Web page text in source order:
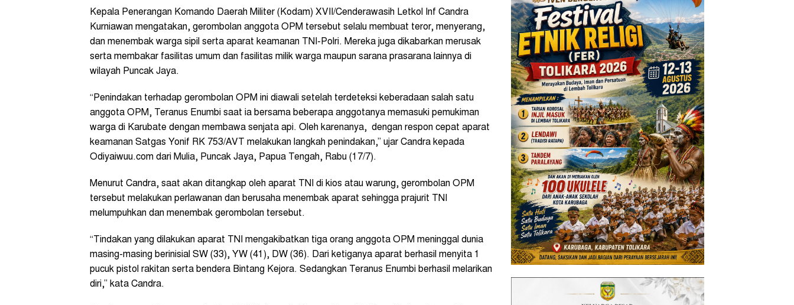
Kepala Penerangan Komando Daerah Militer (Kodam) XVII/Cenderawasih Letkol Inf Candra
Kurniawan mengatakan, gerombolan anggota OPM tersebut selalu membuat teror, menyerang,
dan menembak warga sipil serta aparat keamanan TNI-Polri. Mereka juga dikabarkan merusak
serta membakar fasilitas umum dan fasilitas milik warga maupun sarana prasarana lainnya di
wilayah Puncak Jaya.
“Penindakan terhadap gerombolan OPM ini diawali setelah terdeteksi keberadaan salah satu
anggota OPM, Teranus Enumbi saat ia bersama beberapa anggotanya memasuki pemukiman
warga di Karubate dengan membawa senjata api. Oleh karenanya, dengan respon cepat aparat
keamanan Satgas Yonif RK 753/AVT melakukan langkah penindakan,” ujar Candra kepada
Odiyaiwuu.com dari Mulia, Puncak Jaya, Papua Tengah, Rabu (17/7).
Menurut Candra, saat akan ditangkap oleh aparat TNI di kios atau warung, gerombolan OPM
tersebut melakukan perlawanan dan berusaha menembak aparat sehingga prajurit TNI
melumpuhkan dan menembak gerombolan tersebut.
“Tindakan yang dilakukan aparat TNI mengakibatkan tiga orang anggota OPM meninggal dunia
masing-masing berinisial SW (33), YW (41), DW (36). Dari ketiganya aparat berhasil menyita 1
pucuk pistol rakitan serta bendera Bintang Kejora. Sedangkan Teranus Enumbi berhasil melarikan
diri,” kata Candra.